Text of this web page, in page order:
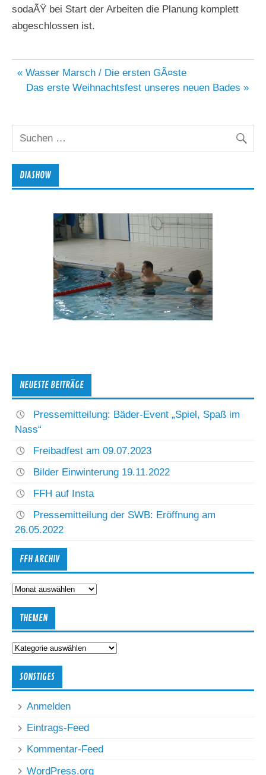
sodaÃŸ bei Start der Arbeiten die Planung komplett
abgeschlossen ist.
Beitragsnavigation
« Wasser Marsch / Die ersten GÃ¤ste
Das erste Weihnachtsfest unseres neuen Bades »
DIASHOW
NEUESTE BEITRÄGE
Pressemitteilung: Bäder-Event „Spiel, Spaß im
Nass“
Freibadfest am 09.07.2023
Bilder Einwinterung 19.11.2022
FFH auf Insta
Pressemitteilung der SWB: Eröffnung am
26.05.2022
FFH ARCHIV
FFH
Archiv
THEMEN
Themen
SONSTIGES
Anmelden
Eintrags-Feed
Kommentar-Feed
WordPress.org